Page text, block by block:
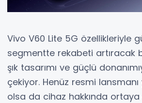
Vivo V60 Lite 5G özellikleriyle
segmentte rekabeti artıracak
şık tasarımı ve güçlü
çekiyor. Henüz resmi lansmanı
olsa da cihaz hakkında ortaya